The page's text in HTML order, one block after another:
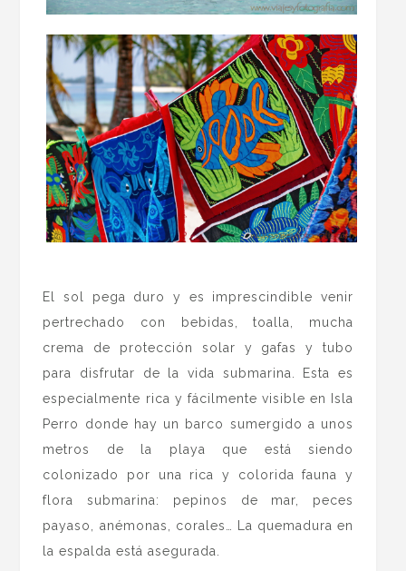
El sol pega duro y es imprescindible venir
pertrechado con bebidas, toalla, mucha
crema de protección solar y gafas y tubo
para disfrutar de la vida submarina. Esta es
especialmente rica y fácilmente visible en Isla
Perro donde hay un barco sumergido a unos
metros de la playa que está siendo
colonizado por una rica y colorida fauna y
flora submarina: pepinos de mar, peces
payaso, anémonas, corales… La quemadura en
la espalda está asegurada.